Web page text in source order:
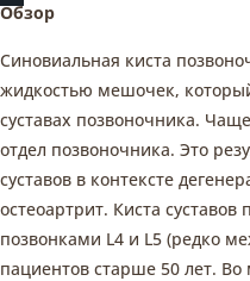
Обзор
Синовиальная киста
жидкостью мешочек,
суставах позвоночника.
отдел позвоночника. Это
суставов в контексте
остеоартрит. Киста
позвонками L4 и L5 (редко
пациентов старше 50 лет. Во